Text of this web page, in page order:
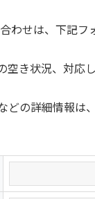
せは、下記フ
空き状況、対
の詳細情報は